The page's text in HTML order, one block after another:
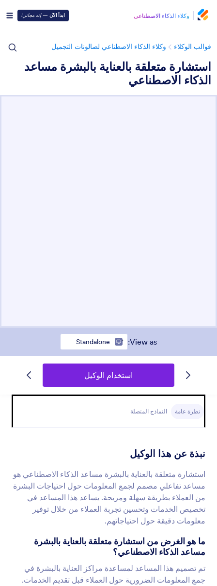
وكلاء الذكاء الاصطناعي ابدأ الآن —إنه مجاني!
قوالب الوكلاء وكلاء الذكاء الاصطناعي لصالونات التجميل
استشارة متعلقة بالعناية بالبشرة مساعد
الذكاء الاصطناعي
View as
:
Standalone
استخدام الوكيل
نظرة عامة النماذج المتصلة
نبذة عن هذا الوكيل
استشارة متعلقة بالعناية بالبشرة مساعد الذكاء الاصطناعي هو
مساعد تفاعلي مصمم لجمع المعلومات حول احتياجات البشرة
من العملاء بطريقة سهلة ومريحة. يساعد هذا المساعد في
تخصيص الخدمات وتحسين تجربة العملاء من خلال توفير
معلومات دقيقة حول احتياجاتهم.
ما هو الغرض من استشارة متعلقة بالعناية بالبشرة
مساعد الذكاء الاصطناعي؟
تم تصميم هذا المساعد لمساعدة مراكز العناية بالبشرة في
جمع المعلومات الضرورية حول العملاء قبل تقديم الخدمات.